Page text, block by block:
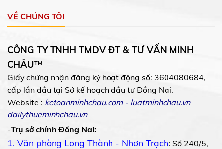
VỀ CHÚNG TÔI
CÔNG TY TNHH TMDV ĐT & TƯ VẤN MINH
CHÂU™
Giấy chứng nhận đăng ký hoạt động số: 3604080684,
cấp lần đầu tại Sở kế hoạch đầu tư Đồng Nai.
Website : ketoanminhchau.com- luatminhchau.vn
dailythueminhchau.vn
-Trụ sở chính Đồng Nai:
1. Văn phòng Long Thành - Nhơn Trạch: Số 240/5,